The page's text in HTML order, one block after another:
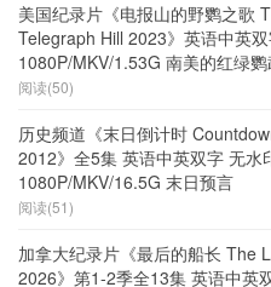
美国纪录片《电报山的野鹦之歌
Telegraph Hill 2023》英语中英
1080P/MKV/1.53G 南美的红绿
阅读(50)
历史频道《末日倒计时
2012》全5集 英语中英双字 无水
1080P/MKV/16.5G 末日预言
阅读(51)
加拿大纪录片《最后的船长 The
2026》第1-2季全13集 英语中英